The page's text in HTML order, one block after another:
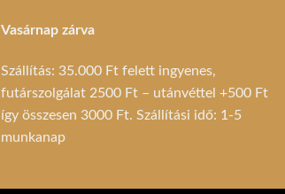
Vasárnap zárva
Szállítás: 35.000 Ft felett ingyenes,
futárszolgálat 2500 Ft – utánvéttel +500 Ft
így összesen 3000 Ft. Szállítási idő: 1-5
munkanap